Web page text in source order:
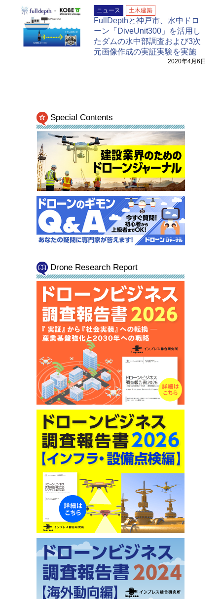
ニュース 土木建築
FullDepthと神戸市、水中ドロ
ーン「DiveUnit300」を活用し
たダムの水中部調査および3次
元画像作成の実証実験を実施
2020年4月6日
Special Contents
Drone Research Report